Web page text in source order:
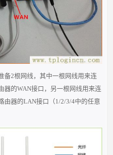
备2根 网线，其中一根网线用来连
器的WAN接口，另一根网线用来连
由器的LAN接口（1/2/3/4中的任意